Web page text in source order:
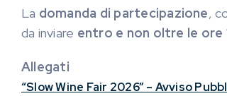
La domanda di partecipazione,
da inviare entro e non oltre le ore
Allegati
“Slow Wine Fair 2026” – Avviso